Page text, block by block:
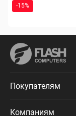
-15%
Покупателям
Компаниям